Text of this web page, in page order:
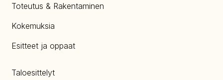
Toteutus & Rakentaminen
Kokemuksia
Esitteet ja oppaat
Taloesittelyt